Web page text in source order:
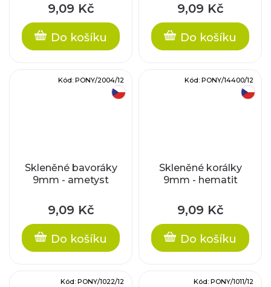
9,09 Kč
Do košíku
9,09 Kč
Do košíku
Skleněné bavoráky
9mm - ametyst
9,09 Kč
Do košíku
Kód: PONY/2004/12
Skleněné korálky
9mm - hematit
9,09 Kč
Do košíku
Kód: PONY/14400/12
Kód: PONY/1022/12 Kód: PONY/1011/12